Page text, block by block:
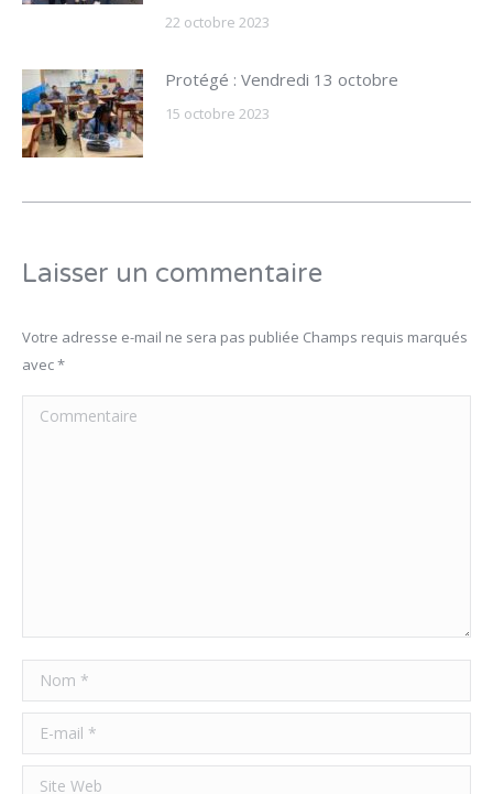
22 octobre 2023
Protégé : Vendredi 13 octobre
15 octobre 2023
Laisser un commentaire
Votre adresse e-mail ne sera pas publiée Champs requis marqués
avec*
Commentaire
Nom *
E-mail *
Site Web